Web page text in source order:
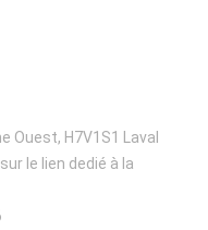
Ouest, H7V1S1 Laval
le lien dedié à la